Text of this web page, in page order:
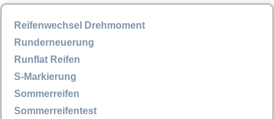
Reifenwechsel Drehmoment
Runderneuerung
Runflat Reifen
S-Markierung
Sommerreifen
Sommerreifentest